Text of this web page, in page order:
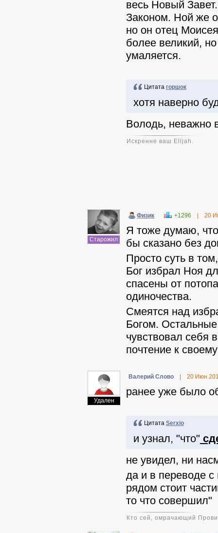
весь Новый
Законом. Ной же
но он отец
более великий,
умаляется.
Цитата горшок
хотя наверно
Володь, неважно
Искренне ваш Elijah.
Старожил
Физик +1296 20
Я тоже думаю,
бы сказано без
Просто суть в
Бог избрал Ноя
спасены от
одиночества.
Смеятся над
Богом.
чувствовал себя
почтение к
Удален
Валерий Слово 20 Июн
ранее уже было
Цитата Serxio
и узнал, "что"
не увидел, ни
да и в переводе с
рядом стоит
то что совершил"
Кто сей, омрачающий